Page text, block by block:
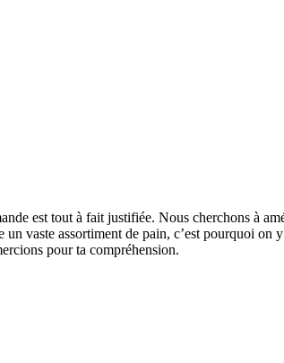
est tout à fait justifiée. Nous cherchons à
vaste assortiment de pain, c’est pourquoi
pour ta compréhension.